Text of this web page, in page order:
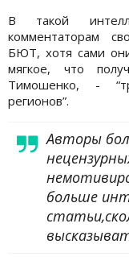
В такой
комментаторам
БЮТ, хотя сами
мягкое, что
Тимошенко, -
регионов”.
Авторы
больше